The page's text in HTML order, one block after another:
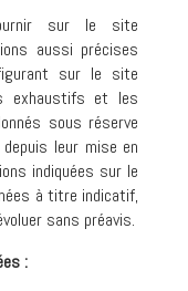
sur le site
aussi précises
sur le site
exhaustifs et les
sous réserve
leur mise en
indiquées sur le
à titre indicatif,
sans préavis.
: